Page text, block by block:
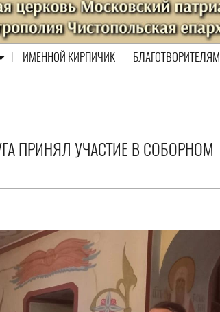
ИМЕННОЙ КИРПИЧИК БЛАГОТВОРИТЕЛЯМ
ПРИНЯЛ УЧАСТИЕ В СОБОРНОМ